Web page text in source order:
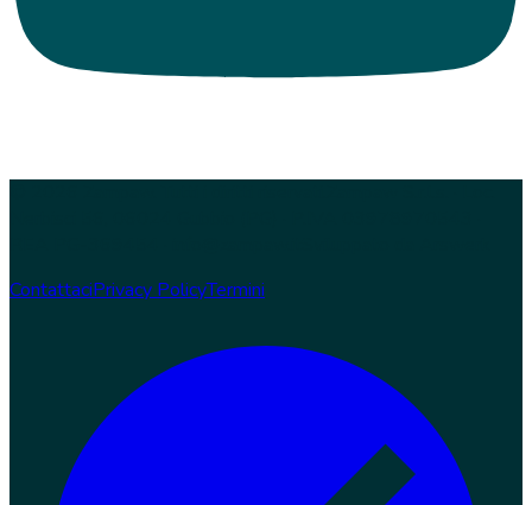
ContattaciPrivacy PolicyTermini